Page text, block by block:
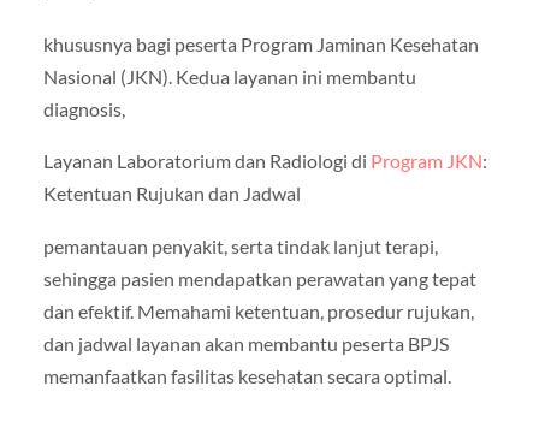
khususnya bagi peserta Program Jaminan Kesehatan
Nasional (JKN). Kedua layanan ini membantu
diagnosis,
Layanan Laboratorium dan Radiologi di Program JKN:
Ketentuan Rujukan dan Jadwal
pemantauan penyakit, serta tindak lanjut terapi,
sehingga pasien mendapatkan perawatan yang tepat
dan efektif. Memahami ketentuan, prosedur rujukan,
dan jadwal layanan akan membantu peserta BPJS
memanfaatkan fasilitas kesehatan secara optimal.